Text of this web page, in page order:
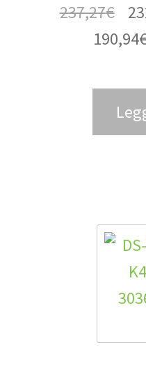
237,27€
190,94